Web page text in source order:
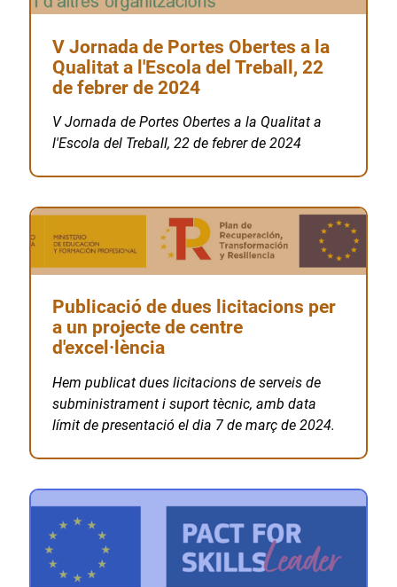
V Jornada de Portes Obertes a la
Qualitat a l'Escola del Treball, 22
de febrer de 2024
V Jornada de Portes Obertes a la Qualitat a
l'Escola del Treball, 22 de febrer de 2024
Publicació de dues licitacions per
a un projecte de centre
d'excel·lència
Hem publicat dues licitacions de serveis de
subministrament i suport tècnic, amb data
límit de presentació el dia 7 de març de 2024.